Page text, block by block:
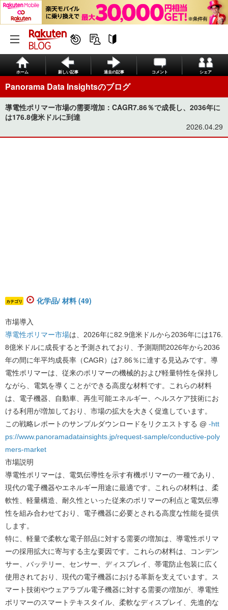
ホーム 新しい記事 過去の記事 コメント シェア
Panorama Data Insightsのブログ
導電性ポリマー市場の需要増加：CAGR7.86％で成長し、2036年に
は176.8億米ドルに到達
2026.04.29
カテゴリ 化学品/ 材料 (49)
市場導入
導電性ポリマー市場は、2026年に82.9億米ドルから2036年には176.
8億米ドルに成長すると予測されており、予測期間2026年から2036
年の間に年平均成長率（CAGR）は7.86％に達する見込みです。 導
電性ポリマーは、従来のポリマーの機械的および軽量特性を保持し
ながら、電気を導くことができる高度な材料です。これらの材料
は、電子機器、自動車、再生可能エネルギー、ヘルスケア技術にお
ける利用が増加しており、市場の拡大を大きく促進しています。
この戦略レポートのサンプルダウンロードをリクエストする @ -htt
ps://www.panoramadatainsights.jp/request-sample/conductive-poly
mers-market
市場説明
導電性ポリマーは、電気伝導性を示す有機ポリマーの一種であり、
現代の電子機器やエネルギー用途に最適です。これらの材料は、柔
軟性、軽量構造、耐久性といった従来のポリマーの利点と電気伝導
性を組み合わせており、電子機器に必要とされる高度な性能を提供
します。
特に、軽量で柔軟な電子部品に対する需要の増加は、導電性ポリマ
ーの採用拡大に寄与する主な要因です。これらの材料は、コンデン
サー、バッテリー、センサー、ディスプレイ、帯電防止包装に広く
使用されており、現代の電子機器における革新を支えています。ス
マート技術やウェアラブル電子機器に対する需要の増加が、導電性
ポリマーのスマートテキスタイル、柔軟なディスプレイ、先進的な